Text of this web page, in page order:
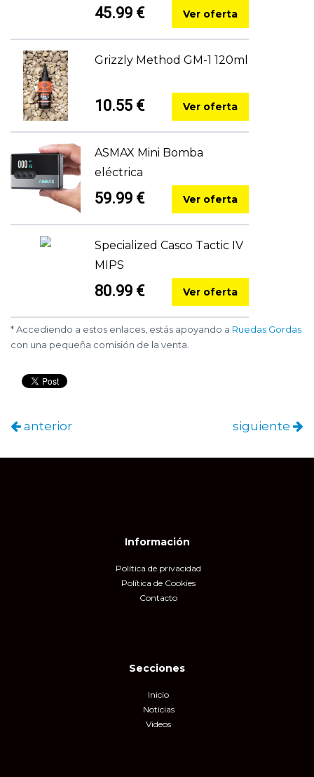
45.99 € Ver oferta
Grizzly Method GM-1 120ml
10.55 € Ver oferta
ASMAX Mini Bomba
eléctrica
59.99 € Ver oferta
Specialized Casco Tactic IV
MIPS
80.99 € Ver oferta
* Accediendo a estos enlaces, estás apoyando a Ruedas Gordas
con una pequeña comisión de la venta.
anterior siguiente
Información
Política de privacidad
Política de Cookies
Contacto
Secciones
Inicio
Noticias
Videos